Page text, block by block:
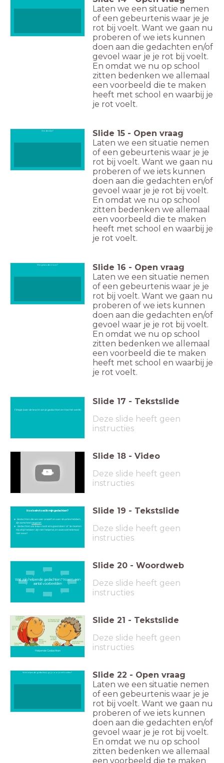
Laten we een situatie nemen
of een gebeurtenis waar je je
rot bij voelt. Want we gaan nu
proberen of we iets kunnen
doen aan die gedachten en/of
gevoel waar je je rot bij voelt.
En omdat we nu op school
zitten bedenken we allemaal
een voorbeeld die te maken
heeft met school en waarbij je
je rot voelt.
Wat deed je? Slide 15 - Open vraag
Laten we een situatie nemen
of een gebeurtenis waar je je
rot bij voelt. Want we gaan nu
proberen of we iets kunnen
doen aan die gedachten en/of
gevoel waar je je rot bij voelt.
En omdat we nu op school
zitten bedenken we allemaal
een voorbeeld die te maken
heeft met school en waarbij je
je rot voelt.
Wat gebeurde er toen? Slide 16 - Open vraag
Laten we een situatie nemen
of een gebeurtenis waar je je
rot bij voelt. Want we gaan nu
proberen of we iets kunnen
doen aan die gedachten en/of
gevoel waar je je rot bij voelt.
En omdat we nu op school
zitten bedenken we allemaal
een voorbeeld die te maken
heeft met school en waarbij je
je rot voelt.
Filmpje (over de kracht van je gedachten en hoe het werkt)
Slide 17 - Tekstslide
Deze slide heeft geen
instructies
Slide 18 - Video
Deze slide heeft geen
instructies
Hoe beïnvloed ik mijn gedachten?
Gedachten die we over onszelf en over situaties hebben,
zijn soms heelnegatief
Gedachten als ‘ik kan nooit iets goed doen’ of ‘ze moeten
mij altijd hebben’ zijn niet helpend, en vaak ook helemaal
niet waar!
Slide 19 - Tekstslide
Deze slide heeft geen
instructies
Wat zijn helpende gedachten? Noem een
aantal voorbeelden
Slide 20 - Woordweb
Deze slide heeft geen
instructies
Helpende Gedachten
Slide 21 - Tekstslide
Deze slide heeft geen
instructies
Welk helpende gedachte(n) ga jij voor jezelf inzetten? Slide 22 - Open vraag
Laten we een situatie nemen
of een gebeurtenis waar je je
rot bij voelt. Want we gaan nu
proberen of we iets kunnen
doen aan die gedachten en/of
gevoel waar je je rot bij voelt.
En omdat we nu op school
zitten bedenken we allemaal
een voorbeeld die te maken